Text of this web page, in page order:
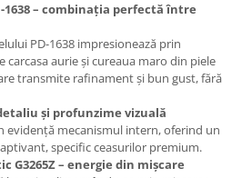
1638 – combinația perfectă între
PD-1638 impresionează prin
aurie și cureaua maro din piele
transmite rafinament și bun gust, fără
și profunzime vizuală
evidență mecanismul intern, oferind un
specific ceasurilor premium.
G3265Z – energie din mișcare